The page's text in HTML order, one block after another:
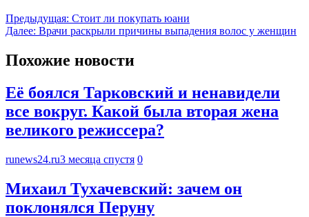
Предыдущая: Стоит ли покупать юани
Далее: Врачи раскрыли причины выпадения волос у женщин
Похожие новости
Её боялся Тарковский и ненавидели
все вокруг. Какой была вторая жена
великого режиссера?
runews24.ru3 месяца спустя 0
Михаил Тухачевский: зачем он
поклонялся Перуну